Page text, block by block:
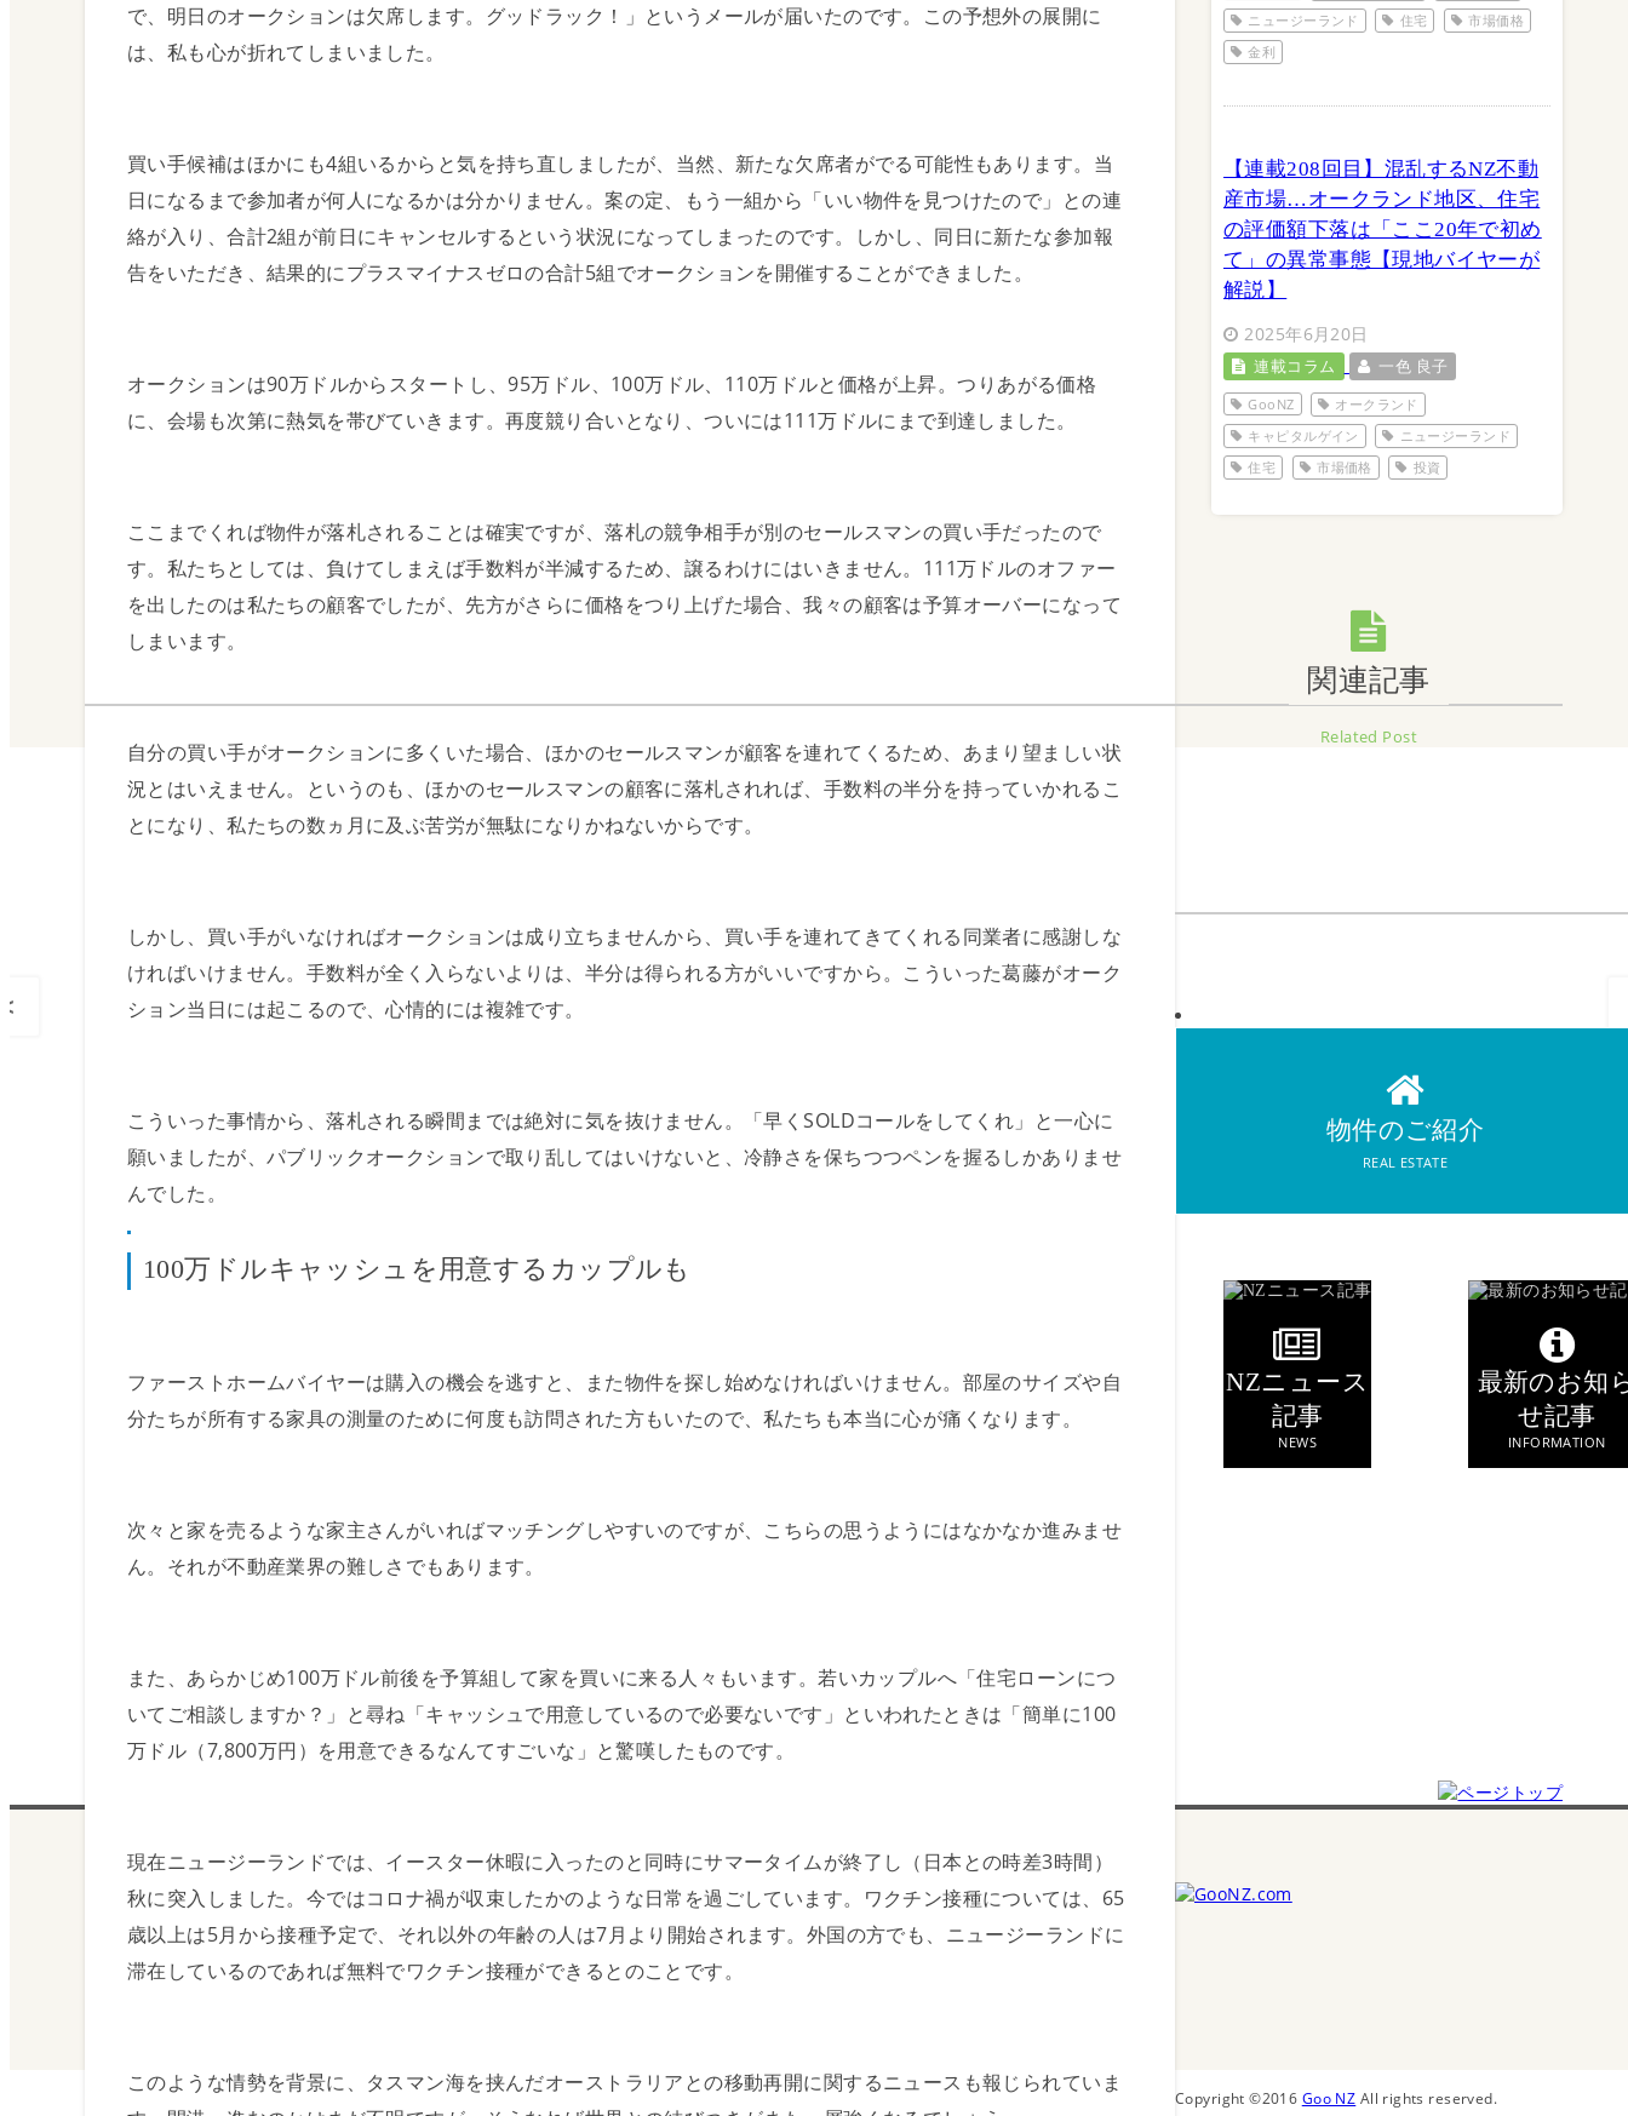
NZの住宅不足状況
Real Estate
地域情報
で、明日のオークションは欠席します。グッドラック！」というメールが届いたのです。この予想外の展開に
は、私も心が折れてしまいました。
買い手候補はほかにも4組いるからと気を持ち直しましたが、当然、新たな欠席者がでる可能性もあります。当
日になるまで参加者が何人になるかは分かりません。案の定、もう一組から「いい物件を見つけたので」との連
絡が入り、合計2組が前日にキャンセルするという状況になってしまったのです。しかし、同日に新たな参加報
告をいただき、結果的にプラスマイナスゼロの合計5組でオークションを開催することができました。
オークションは90万ドルからスタートし、95万ドル、100万ドル、110万ドルと価格が上昇。つりあがる価格
に、会場も次第に熱気を帯びていきます。再度競り合いとなり、ついには111万ドルにまで到達しました。
ここまでくれば物件が落札されることは確実ですが、落札の競争相手が別のセールスマンの買い手だったので
す。私たちとしては、負けてしまえば手数料が半減するため、譲るわけにはいきません。111万ドルのオファー
を出したのは私たちの顧客でしたが、先方がさらに価格をつり上げた場合、我々の顧客は予算オーバーになって
しまいます。
自分の買い手がオークションに多くいた場合、ほかのセールスマンが顧客を連れてくるため、あまり望ましい状
況とはいえません。というのも、ほかのセールスマンの顧客に落札されれば、手数料の半分を持っていかれるこ
とになり、私たちの数ヵ月に及ぶ苦労が無駄になりかねないからです。
しかし、買い手がいなければオークションは成り立ちませんから、買い手を連れてきてくれる同業者に感謝しな
ければいけません。手数料が全く入らないよりは、半分は得られる方がいいですから。こういった葛藤がオーク
ション当日には起こるので、心情的には複雑です。
こういった事情から、落札される瞬間までは絶対に気を抜けません。「早くSOLDコールをしてくれ」と一心に
願いましたが、パブリックオークションで取り乱してはいけないと、冷静さを保ちつつペンを握るしかありませ
んでした。
100万ドルキャッシュを用意するカップルも
ファーストホームバイヤーは購入の機会を逃すと、また物件を探し始めなければいけません。部屋のサイズや自
分たちが所有する家具の測量のために何度も訪問された方もいたので、私たちも本当に心が痛くなります。
次々と家を売るような家主さんがいればマッチングしやすいのですが、こちらの思うようにはなかなか進みませ
ん。それが不動産業界の難しさでもあります。
また、あらかじめ100万ドル前後を予算組して家を買いに来る人々もいます。若いカップルへ「住宅ローンにつ
いてご相談しますか？」と尋ね「キャッシュで用意しているので必要ないです」といわれたときは「簡単に100
万ドル（7,800万円）を用意できるなんてすごいな」と驚嘆したものです。
現在ニュージーランドでは、イースター休暇に入ったのと同時にサマータイムが終了し（日本との時差3時間）
秋に突入しました。今ではコロナ禍が収束したかのような日常を過ごしています。ワクチン接種については、65
歳以上は5月から接種予定で、それ以外の年齢の人は7月より開始されます。外国の方でも、ニュージーランドに
滞在しているのであれば無料でワクチン接種ができるとのことです。
このような情勢を背景に、タスマン海を挟んだオーストラリアとの移動再開に関するニュースも報じられていま
ニュージーランド
住宅
市場価格
金利
【連載208回目】混乱するNZ不動
産市場…オークランド地区、住宅
の評価額下落は「ここ20年で初め
て」の異常事態【現地バイヤーが
解説】
2025年6月20日
連載コラム 一色 良子
GooNZ
オークランド
キャピタルゲイン
ニュージーランド
住宅
市場価格 投資
関連記事
Related Post
<
物件のご紹介
REAL ESTATE
NZニュース
記事
NEWS
最新のお知
せ記事
INFORMATION
Copyright ©2016 Goo NZ All rights reserved.